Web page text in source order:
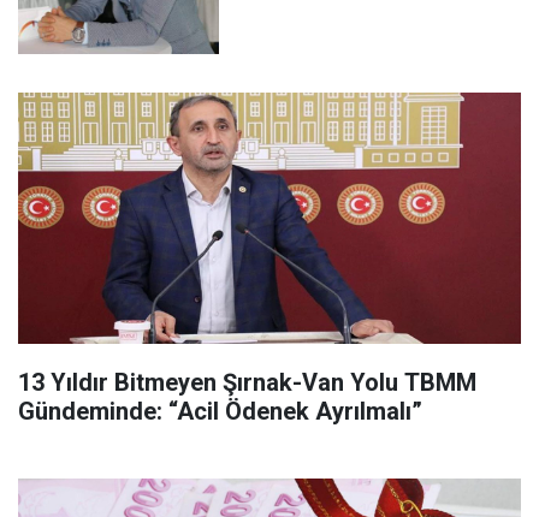
13 Yıldır Bitmeyen Şırnak-Van Yolu TBMM
Gündeminde: “Acil Ödenek Ayrılmalı”